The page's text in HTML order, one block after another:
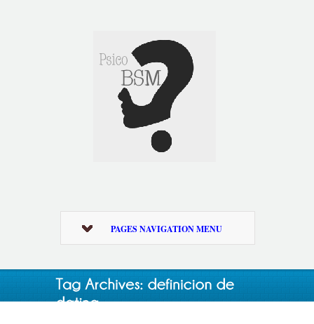
PAGES NAVIGATION MENU